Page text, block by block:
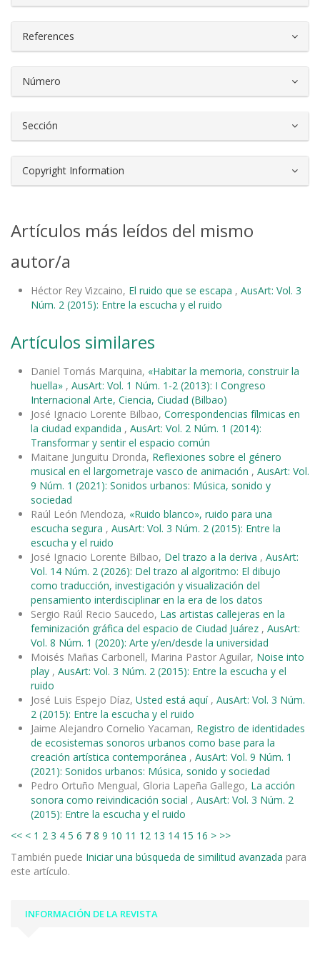
References
Número
Sección
Copyright Information
Artículos más leídos del mismo
autor/a
Héctor Rey Vizcaino, El ruido que se escapa , AusArt: Vol. 3
Núm. 2 (2015): Entre la escucha y el ruido
Artículos similares
Daniel Tomás Marquina, «Habitar la memoria, construir la
huella» , AusArt: Vol. 1 Núm. 1-2 (2013): I Congreso
Internacional Arte, Ciencia, Ciudad (Bilbao)
José Ignacio Lorente Bilbao, Correspondencias fílmicas en
la ciudad expandida , AusArt: Vol. 2 Núm. 1 (2014):
Transformar y sentir el espacio común
Maitane Junguitu Dronda, Reflexiones sobre el género
musical en el largometraje vasco de animación , AusArt: Vol.
9 Núm. 1 (2021): Sonidos urbanos: Música, sonido y
sociedad
Raúl León Mendoza, «Ruido blanco», ruido para una
escucha segura , AusArt: Vol. 3 Núm. 2 (2015): Entre la
escucha y el ruido
José Ignacio Lorente Bilbao, Del trazo a la deriva , AusArt:
Vol. 14 Núm. 2 (2026): Del trazo al algoritmo: El dibujo
como traducción, investigación y visualización del
pensamiento interdisciplinar en la era de los datos
Sergio Raúl Recio Saucedo, Las artistas callejeras en la
feminización gráfica del espacio de Ciudad Juárez , AusArt:
Vol. 8 Núm. 1 (2020): Arte y/en/desde la universidad
Moisés Mañas Carbonell, Marina Pastor Aguilar, Noise into
play , AusArt: Vol. 3 Núm. 2 (2015): Entre la escucha y el
ruido
José Luis Espejo Díaz, Usted está aquí , AusArt: Vol. 3 Núm.
2 (2015): Entre la escucha y el ruido
Jaime Alejandro Cornelio Yacaman, Registro de identidades
de ecosistemas sonoros urbanos como base para la
creación artística contemporánea , AusArt: Vol. 9 Núm. 1
(2021): Sonidos urbanos: Música, sonido y sociedad
Pedro Ortuño Mengual, Gloria Lapeña Gallego, La acción
sonora como reivindicación social , AusArt: Vol. 3 Núm. 2
(2015): Entre la escucha y el ruido
<< < 1 2 3 4 5 6 7 8 9 10 11 12 13 14 15 16 > >>
También puede Iniciar una búsqueda de similitud avanzada para
este artículo.
INFORMACIÓN DE LA REVISTA